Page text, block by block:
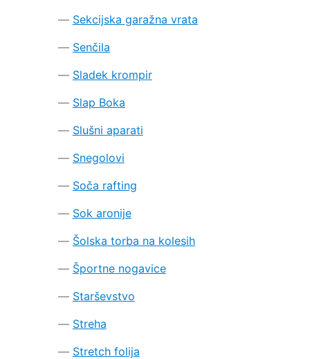
Sekcijska garažna vrata
Senčila
Sladek krompir
Slap Boka
Slušni aparati
Snegolovi
Soča rafting
Sok aronije
Šolska torba na kolesih
Športne nogavice
Starševstvo
Streha
Stretch folija